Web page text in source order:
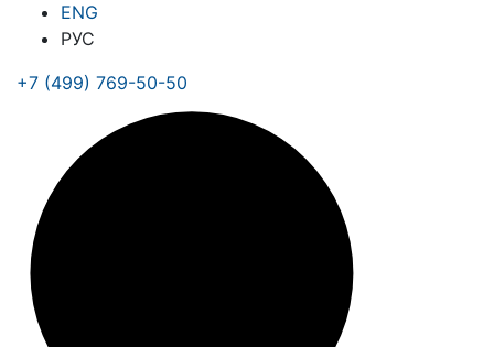
ENG
РУС
+7 (499) 769-50-50